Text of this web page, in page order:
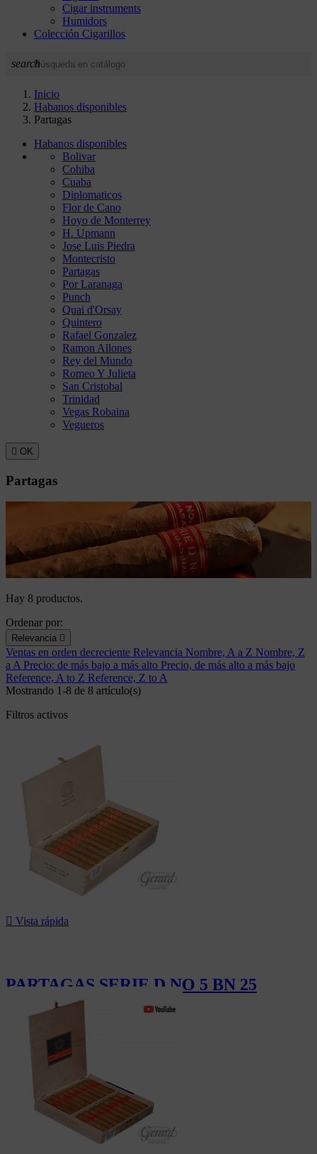
Cigar instruments
Humidors
Colección Cigarillos
search
Inicio
Habanos disponibles
Partagas
Habanos disponibles
Bolivar
Cohiba
Cuaba
Diplomaticos
Flor de Cano
Hoyo de Monterrey
H. Upmann
Jose Luis Piedra
Montecristo
Partagas
Por Laranaga
Punch
Quai d'Orsay
Quintero
Rafael Gonzalez
Ramon Allones
Rey del Mundo
Romeo Y Julieta
San Cristobal
Trinidad
Vegas Robaina
Vegueros
 OK
Partagas
Hay 8 productos.
Ordenar por:
Relevancia 
Ventas en orden decreciente Relevancia Nombre, A a Z Nombre, Z
a A Precio: de más bajo a más alto Precio, de más alto a más bajo
Reference, A to Z Reference, Z to A
Mostrando 1-8 de 8 artículo(s)
Filtros activos
 Vista rápida
PARTAGAS SERIE D NO 5 BN 25
562,50 CHF